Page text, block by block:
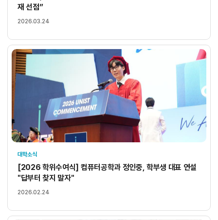
재 선점”
2026.03.24
대학소식
[2026 학위수여식] 컴퓨터공학과 정인중, 학부생 대표 연설
"답부터 찾지 말자"
2026.02.24